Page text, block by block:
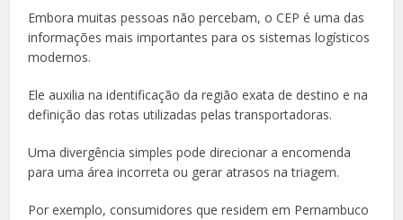
Embora muitas pessoas não percebam, o CEP é uma das
informações mais importantes para os sistemas logísticos
modernos.
Ele auxilia na identificação da região exata de destino e na
definição das rotas utilizadas pelas transportadoras.
Uma divergência simples pode direcionar a encomenda
para uma área incorreta ou gerar atrasos na triagem.
Por exemplo, consumidores que residem em Pernambuco